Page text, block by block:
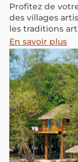
Profitez de
des villages
les traditions
Rouge.
En savoir plus